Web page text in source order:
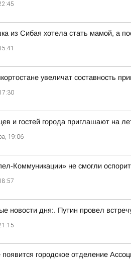
из Сибая хотела стать мамой, а
увеличат составность
и гостей города приглашают на
19:06
Коммуникации» не смогли
новости дня:. Путин провел
городское отделение